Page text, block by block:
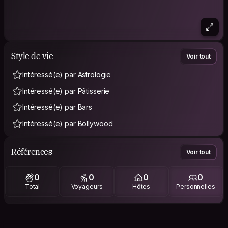
Style de vie Voir tout
Intéressé(e) par Astrologie
Intéressé(e) par Pâtisserie
Intéressé(e) par Bars
Intéressé(e) par Bollywood
Références Voir tout
0
Total
0
Voyageurs
0
Hôtes
0
Personnelles